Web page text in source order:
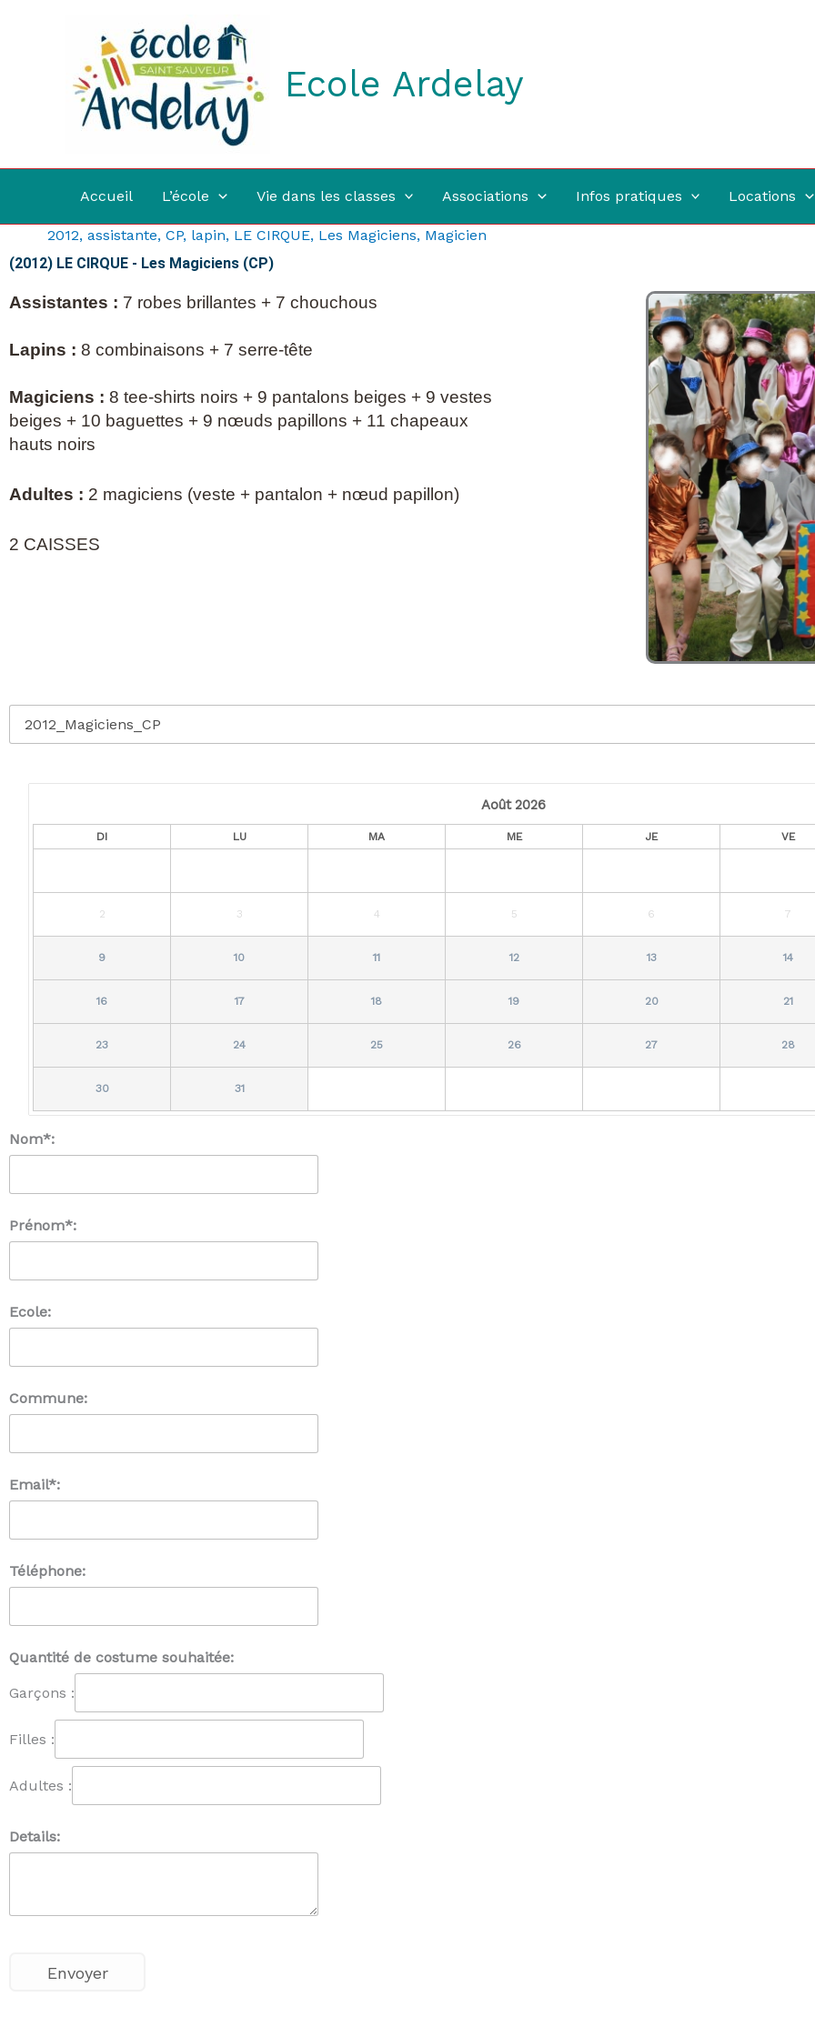
Ecole Ardelay
Accueil L’école Vie dans les classes Associations Infos pratiques Locations
2012, assistante, CP, lapin, LE CIRQUE, Les Magiciens, Magicien
(2012) LE CIRQUE - Les Magiciens (CP)
Assistantes : 7 robes brillantes + 7 chouchous
Lapins : 8 combinaisons + 7 serre-tête
Magiciens : 8 tee-shirts noirs + 9 pantalons beiges + 9 vestes
beiges + 10 baguettes + 9 nœuds papillons + 11 chapeaux
hauts noirs
Adultes : 2 magiciens (veste + pantalon + nœud papillon)
2 CAISSES
Août 2026
DI LU MA ME JE VE
2 3 4 5 6 7
9 10 11 12 13 14
16 17 18 19 20 21
23 24 25 26 27 28
30 31
Nom*:
Prénom*:
Ecole:
Commune:
Email*:
Téléphone:
Quantité de costume souhaitée:
Garçons :
Filles :
Adultes :
Details: